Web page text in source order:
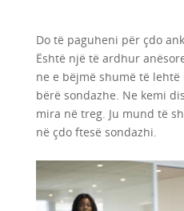
Do të paguheni për çdo
Është një të ardhur
ne e bëjmë shumë të
bërë sondazhe. Ne kemi
mira në treg. Ju mund të
në çdo ftesë sondazhi.